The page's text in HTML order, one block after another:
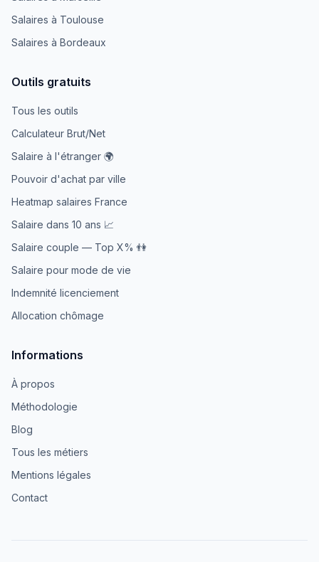
Salaires à Toulouse
Salaires à Bordeaux
Outils gratuits
Tous les outils
Calculateur Brut/Net
Salaire à l'étranger 🌍
Pouvoir d'achat par ville
Heatmap salaires France
Salaire dans 10 ans 📈
Salaire couple — Top X% 👫
Salaire pour mode de vie
Indemnité licenciement
Allocation chômage
Informations
À propos
Méthodologie
Blog
Tous les métiers
Mentions légales
Contact